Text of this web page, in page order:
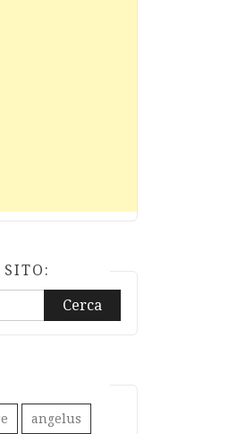
SITO:
angelus